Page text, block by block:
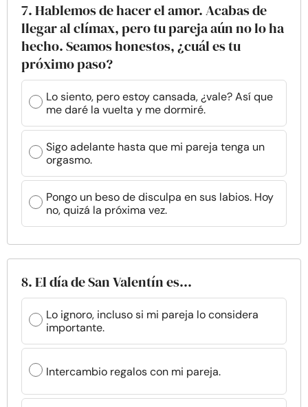
7. Hablemos de hacer el amor. Acabas de
llegar al clímax, pero tu pareja aún no lo ha
hecho. Seamos honestos, ¿cuál es tu
próximo paso?
Lo siento, pero estoy cansada, ¿vale? Así que
me daré la vuelta y me dormiré.
Sigo adelante hasta que mi pareja tenga un
orgasmo.
Pongo un beso de disculpa en sus labios. Hoy
no, quizá la próxima vez.
8. El día de San Valentín es...
Lo ignoro, incluso si mi pareja lo considera
importante.
Intercambio regalos con mi pareja.